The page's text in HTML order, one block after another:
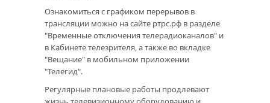
Ознакомиться с графиком перерывов в
трансляции можно на сайте ртрс.рф в разделе
"Временные отключения телерадиоканалов" и
в Кабинете телезрителя, а также во вкладке
"Вещание" в мобильном приложении
"Телегид".
Регулярные плановые работы продлевают